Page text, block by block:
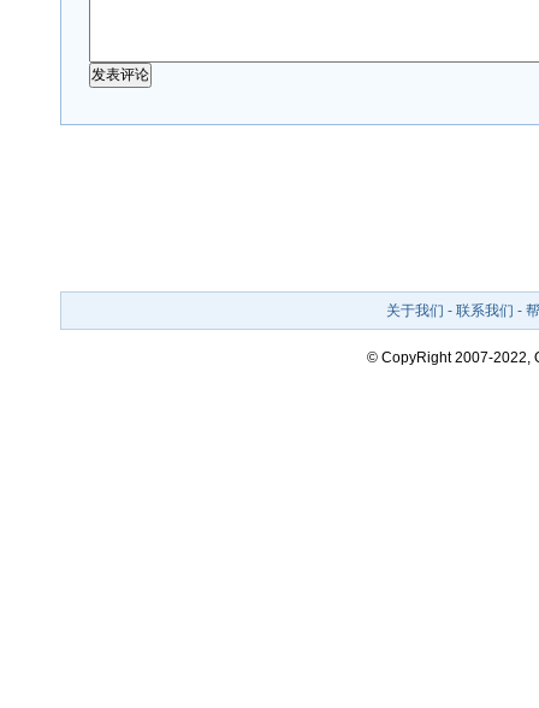
关于我们 - 联系我们 -
© CopyRight 2007-2022,